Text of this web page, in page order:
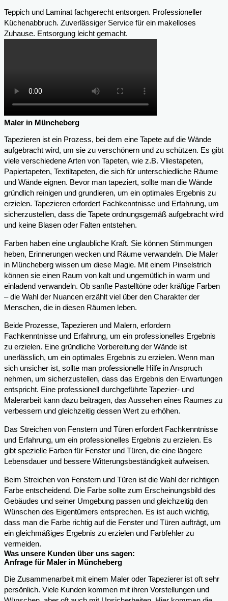
Teppich und Laminat fachgerecht entsorgen. Professioneller
Küchenabbruch. Zuverlässiger Service für ein makelloses
Zuhause. Entsorgung leicht gemacht.
Maler in Müncheberg
Tapezieren ist ein Prozess, bei dem eine Tapete auf die Wände
aufgebracht wird, um sie zu verschönern und zu schützen. Es gibt
viele verschiedene Arten von Tapeten, wie z.B. Vliestapeten,
Papiertapeten, Textiltapeten, die sich für unterschiedliche Räume
und Wände eignen. Bevor man tapeziert, sollte man die Wände
gründlich reinigen und grundieren, um ein optimales Ergebnis zu
erzielen. Tapezieren erfordert Fachkenntnisse und Erfahrung, um
sicherzustellen, dass die Tapete ordnungsgemäß aufgebracht wird
und keine Blasen oder Falten entstehen.
Farben haben eine unglaubliche Kraft. Sie können Stimmungen
heben, Erinnerungen wecken und Räume verwandeln. Die Maler
in Müncheberg wissen um diese Magie. Mit einem Pinselstrich
können sie einen Raum von kalt und ungemütlich in warm und
einladend verwandeln. Ob sanfte Pastelltöne oder kräftige Farben
– die Wahl der Nuancen erzählt viel über den Charakter der
Menschen, die in diesen Räumen leben.
Beide Prozesse, Tapezieren und Malern, erfordern
Fachkenntnisse und Erfahrung, um ein professionelles Ergebnis
zu erzielen. Eine gründliche Vorbereitung der Wände ist
unerlässlich, um ein optimales Ergebnis zu erzielen. Wenn man
sich unsicher ist, sollte man professionelle Hilfe in Anspruch
nehmen, um sicherzustellen, dass das Ergebnis den Erwartungen
entspricht. Eine professionell durchgeführte Tapezier- und
Malerarbeit kann dazu beitragen, das Aussehen eines Raumes zu
verbessern und gleichzeitig dessen Wert zu erhöhen.
Das Streichen von Fenstern und Türen erfordert Fachkenntnisse
und Erfahrung, um ein professionelles Ergebnis zu erzielen. Es
gibt spezielle Farben für Fenster und Türen, die eine längere
Lebensdauer und bessere Witterungsbeständigkeit aufweisen.
Beim Streichen von Fenstern und Türen ist die Wahl der richtigen
Farbe entscheidend. Die Farbe sollte zum Erscheinungsbild des
Gebäudes und seiner Umgebung passen und gleichzeitig den
Wünschen des Eigentümers entsprechen. Es ist auch wichtig,
dass man die Farbe richtig auf die Fenster und Türen aufträgt, um
ein gleichmäßiges Ergebnis zu erzielen und Farbfehler zu
vermeiden.
Was unsere Kunden über uns sagen:
Anfrage für Maler in Müncheberg
Die Zusammenarbeit mit einem Maler oder Tapezierer ist oft sehr
persönlich. Viele Kunden kommen mit ihren Vorstellungen und